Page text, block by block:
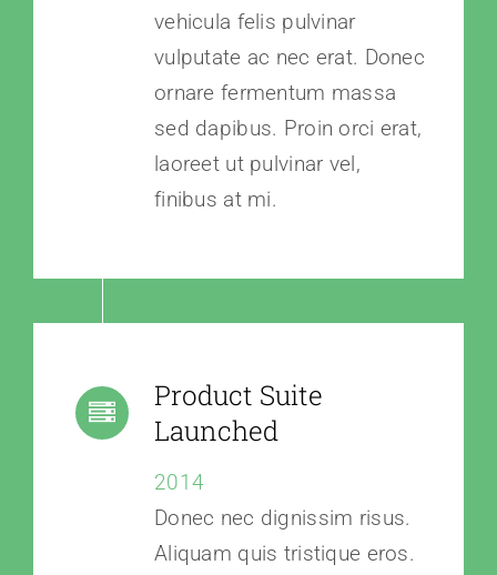
vehicula felis pulvinar
vulputate ac nec erat. Donec
ornare fermentum massa
sed dapibus. Proin orci erat,
laoreet ut pulvinar vel,
finibus at mi.
Product Suite
Launched
2014
Donec nec dignissim risus.
Aliquam quis tristique eros.